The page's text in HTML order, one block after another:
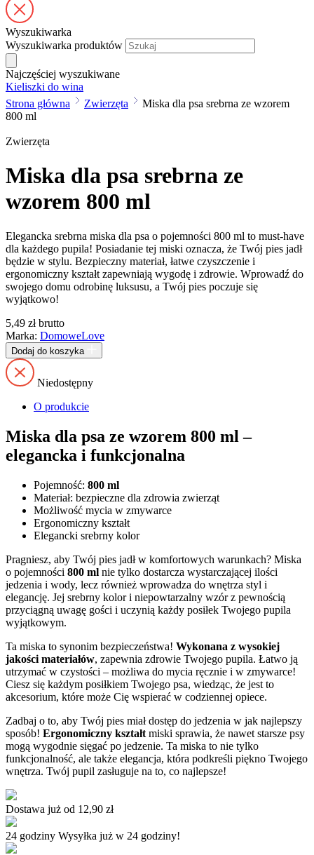
Wyszukiwarka
Wyszukiwarka produktów
Najczęściej wyszukiwane
Kieliszki do wina
Strona główna
Zwierzęta
Miska dla psa srebrna ze wzorem
800 ml
Zwierzęta
Miska dla psa srebrna ze
wzorem 800 ml
Elegancka srebrna miska dla psa o pojemności 800 ml to must-have
dla każdego pupila! Posiadanie tej miski oznacza, że Twój pies jadł
będzie w stylu. Bezpieczny materiał, łatwe czyszczenie i
ergonomiczny kształt zapewniają wygodę i zdrowie. Wprowadź do
swojego domu odrobinę luksusu, a Twój pies poczuje się
wyjątkowo!
5,49 zł brutto
Marka: DomoweLove
Dodaj do koszyka
Niedostępny
O produkcie
Miska dla psa ze wzorem 800 ml –
elegancka i funkcjonalna
Pojemność: 800 ml
Materiał: bezpieczne dla zdrowia zwierząt
Możliwość mycia w zmywarce
Ergonomiczny kształt
Elegancki srebrny kolor
Pragniesz, aby Twój pies jadł w komfortowych warunkach? Miska
o pojemności 800 ml nie tylko dostarcza wystarczającej ilości
jedzenia i wody, lecz również wprowadza do wnętrza styl i
elegancję. Jej srebrny kolor i niepowtarzalny wzór z pewnością
przyciągną uwagę gości i uczynią każdy posiłek Twojego pupila
wyjątkowym.
Ta miska to synonim bezpieczeństwa! Wykonana z wysokiej
jakości materiałów, zapewnia zdrowie Twojego pupila. Łatwo ją
utrzymać w czystości – możliwa do mycia ręcznie i w zmywarce!
Ciesz się każdym posiłkiem Twojego psa, wiedząc, że jest to
akcesorium, które może Cię wspierać w codziennej opiece.
Zadbaj o to, aby Twój pies miał dostęp do jedzenia w jak najlepszy
sposób! Ergonomiczny kształt miski sprawia, że nawet starsze psy
mogą wygodnie sięgać po jedzenie. Ta miska to nie tylko
funkcjonalność, ale także elegancja, która podkreśli piękno Twojego
wnętrza. Twój pupil zasługuje na to, co najlepsze!
Dostawa już od 12,90 zł
24 godziny Wysyłka już w 24 godziny!